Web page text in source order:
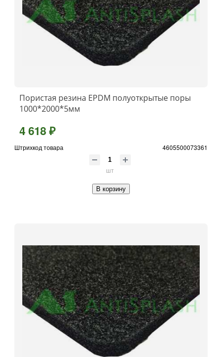
Пористая резина EPDM полуоткрытые поры
1000*2000*5мм
4 618 ₽
Штрихкод товара 4605500073361
шт
В корзину